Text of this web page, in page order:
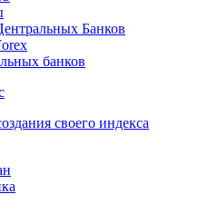
Банков
банков
своего индекса